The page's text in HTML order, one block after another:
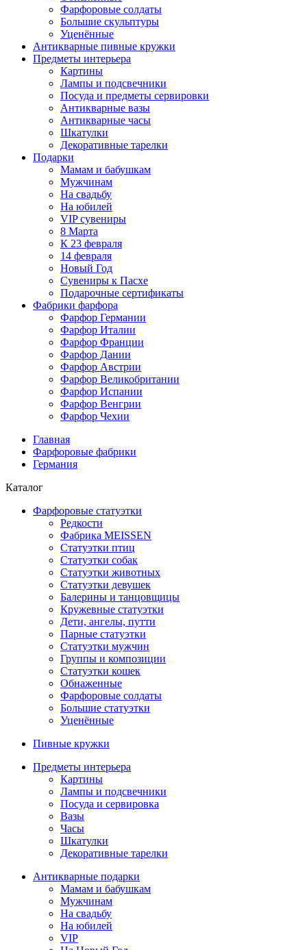
Фарфоровые солдаты
Большие скульптуры
Уценённые
Антикварные пивные кружки
Предметы интерьера
Картины
Лампы и подсвечники
Посуда и предметы сервировки
Антикварные вазы
Антикварные часы
Шкатулки
Декоративные тарелки
Подарки
Мамам и бабушкам
Мужчинам
На свадьбу
На юбилей
VIP сувениры
8 Марта
К 23 февраля
14 февраля
Новый Год
Сувениры к Пасхе
Подарочные сертификаты
Фабрики фарфора
Фарфор Германии
Фарфор Италии
Фарфор Франции
Фарфор Дании
Фарфор Австрии
Фарфор Великобритании
Фарфор Испании
Фарфор Венгрии
Фарфор Чехии
Главная
Фарфоровые фабрики
Германия
Каталог
Фарфоровые статуэтки
Редкости
Фабрика MEISSEN
Cтатуэтки птиц
Cтатуэтки собак
Статуэтки животных
Статуэтки девушек
Балерины и танцовщицы
Кружевные статуэтки
Дети, ангелы, путти
Парные статуэтки
Статуэтки мужчин
Группы и композиции
Статуэтки кошек
Обнаженные
Фарфоровые солдаты
Большие статуэтки
Уценённые
Пивные кружки
Предметы интерьера
Картины
Лампы и подсвечники
Посуда и сервировка
Вазы
Часы
Шкатулки
Декоративные тарелки
Антикварные подарки
Мамам и бабушкам
Мужчинам
На свадьбу
На юбилей
VIP